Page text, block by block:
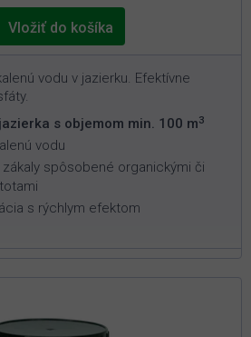
vodu v jazierku. Efektívne
s objemom min. 100 m3
vodu
spôsobené organickými či
s rýchlym efektom